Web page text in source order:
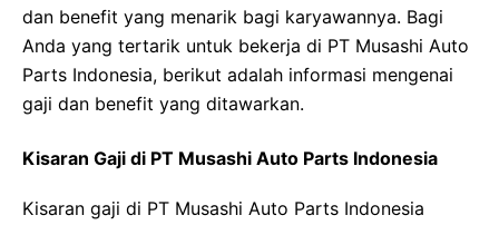
dan benefit yang menarik bagi karyawannya. Bagi
Anda yang tertarik untuk bekerja di PT Musashi Auto
Parts Indonesia, berikut adalah informasi mengenai
gaji dan benefit yang ditawarkan.
Kisaran Gaji di PT Musashi Auto Parts Indonesia
Kisaran gaji di PT Musashi Auto Parts Indonesia